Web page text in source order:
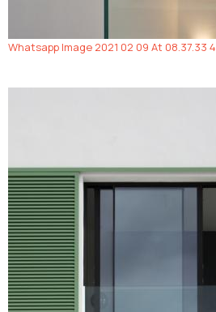
Whatsapp Image 2021 02 09 At 08.37.33 4